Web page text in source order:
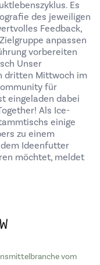
Es
des jeweiligen
Feedback,
anpassen
vorbereiten
Unser
dritten Mittwoch im
für
eingeladen dabei
Als Ice-
einige
zu einem
Ideenfutter
möchtet, meldet
vom